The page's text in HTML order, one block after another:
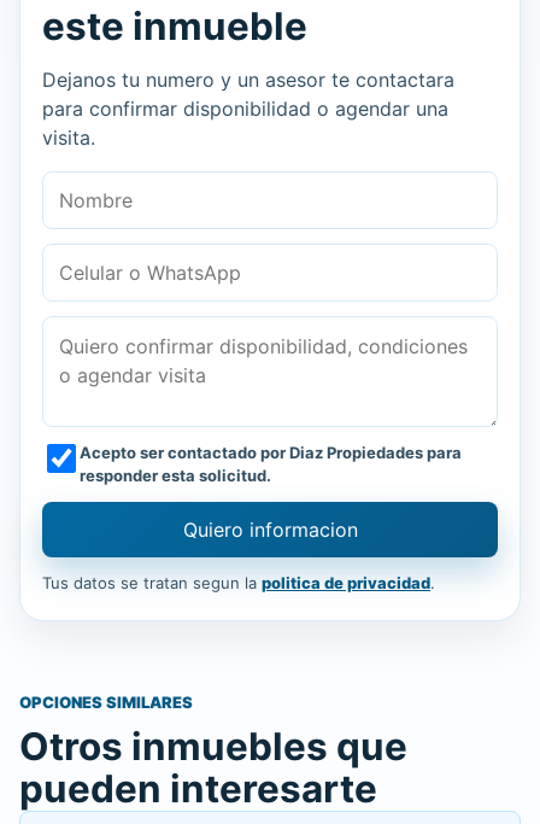
este inmueble
Dejanos tu numero y un asesor te contactara
para confirmar disponibilidad o agendar una
visita.
Nombre
Celular o WhatsApp
Mensaje
Acepto ser contactado por Diaz Propiedades para
responder esta solicitud.
Quiero informacion
Tus datos se tratan segun la politica de privacidad.
OPCIONES SIMILARES
Otros inmuebles que
pueden interesarte